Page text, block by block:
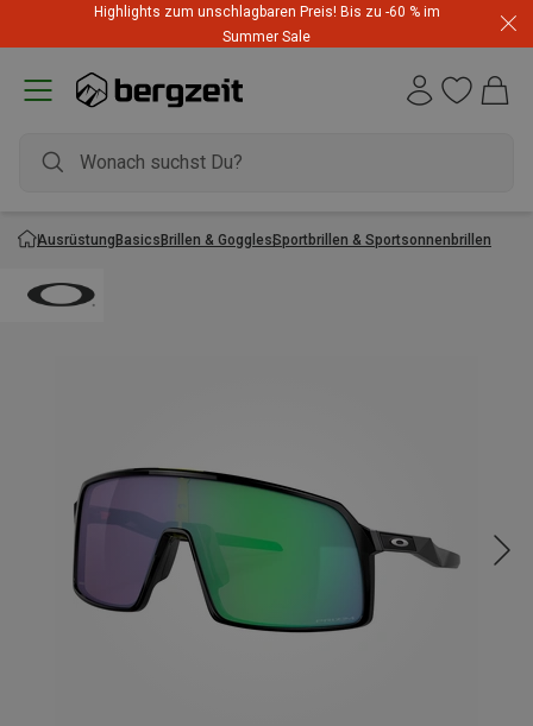
Highlights zum unschlagbaren Preis! Bis zu -60 % im
Summer Sale
AusrüstungBasicsBrillen & GogglesSportbrillen & Sportsonnenbrillen